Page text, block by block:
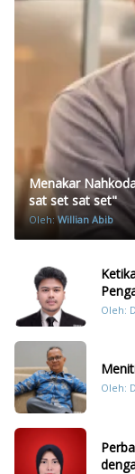
Menakar
sat set sat set"
Oleh:Willian Abib
Oleh:
Oleh: